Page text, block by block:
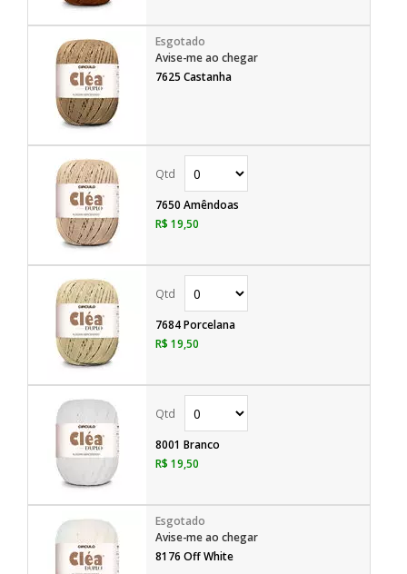
Avise-me ao chegar
7625 Castanha
7650 Amêndoas
R$ 19,50
7684 Porcelana
R$ 19,50
8001 Branco
R$ 19,50
Avise-me ao chegar
8176 Off White